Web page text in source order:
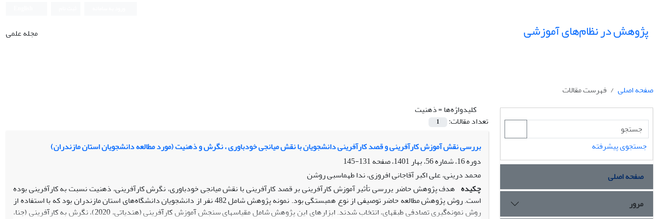
پژوهش در نظام‌های آموزشی مجله علمی
صفحه اصلی
فهرست مقالات
کلیدواژه‌ها =ذهنیت
تعداد مقالات:
1
بررسی نقش آموزش کارآفرینی و قصد کارآفرینی دانشجویان با نقش میانجی خودباوری ، نگرش و ذهنیت (مورد مطالعه دانشجویان استان مازندران)
دوره 16، شماره 56، بهار 1401، صفحه
131-145
محمد درینی، علی اکبر آقاجانی افروزی، ندا طهماسبی روشن
چکیده هدف پژوهش حاضر یررسی تأثیر آموزش کارآفرینی بر قصد کارآفرینی با نقش میانجی خودباوری، نگرش کارآفرینی، ذهنیت نسبت به کارآفرینی بوده
است. روش پژوهش مطالعه حاضر توصیفی از نوع همبستگی بود. نمونه پژوهش شامل 482 نفر از دانشجویان دانشگاه‌های استان مازندران بود که با استفاده از
روش نمونه‌گیری تصادفی طبقه‏ای، انتخاب شدند. ابزارهای این پژوهش شامل مقیاس‏های سنجش آموزش کارآفرینی (هندیاتی، 2020)، نگرش به کارآفرینی (جنا،
جستجوی پیشرفته
صفحه اصلی
مرور